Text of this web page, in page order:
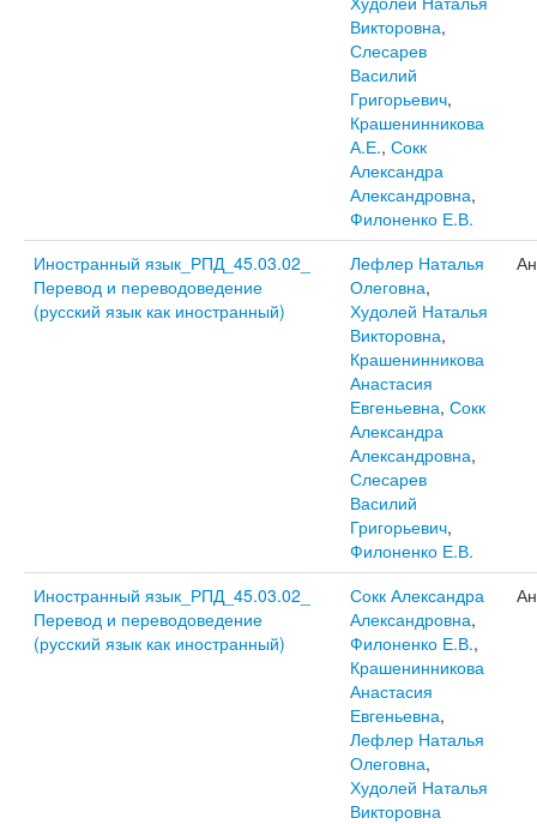
Викторовна,
Слесарев
Василий
Григорьевич,
Крашенинникова
А.Е., Сокк
Александра
Александровна,
Филоненко Е.В.
Иностранный язык_РПД_45.03.02_
Перевод и переводоведение
(русский язык как иностранный)
Лефлер Наталья
Олеговна,
Худолей Наталья
Викторовна,
Крашенинникова
Анастасия
Евгеньевна, Сокк
Александра
Александровна,
Слесарев
Василий
Григорьевич,
Филоненко Е.В.
Иностранный язык_РПД_45.03.02_
Перевод и переводоведение
(русский язык как иностранный)
Сокк Александра
Александровна,
Филоненко Е.В.,
Крашенинникова
Анастасия
Евгеньевна,
Лефлер Наталья
Олеговна,
Худолей Наталья
Викторовна